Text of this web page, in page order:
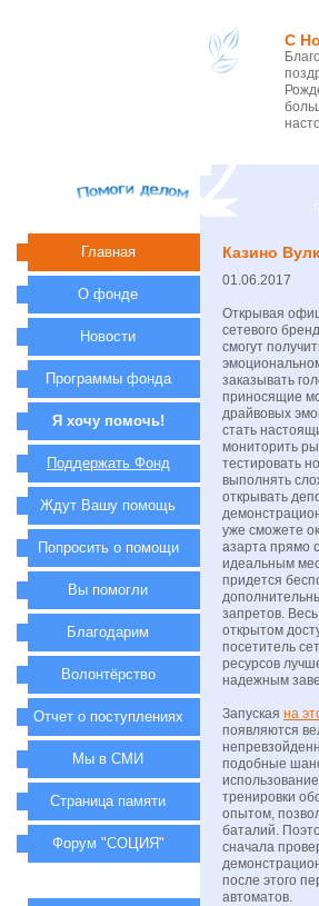
С
Казино
01.06.2017
Открывая
сетевого
смогут
заказывать
приносящие
драйвовых
стать
мониторить
тестировать
выполнять
открывать
уже сможете
азарта прямо
идеальным
придется
запретов.
открытом
посетитель
ресурсов
надежным
Запуская на
появляются
подобные
тренировки
опытом,
баталий.
сначала
после этого
автоматов.
Главная
О фонде
Новости
Программы фонда
Я хочу помочь!
Поддержать Фонд
Ждут Вашу помощь
Попросить о помощи
Вы помогли
Благодарим
Волонтёрство
Отчет о поступлениях
Мы в СМИ
Страница памяти
Форум "СОЦИЯ"